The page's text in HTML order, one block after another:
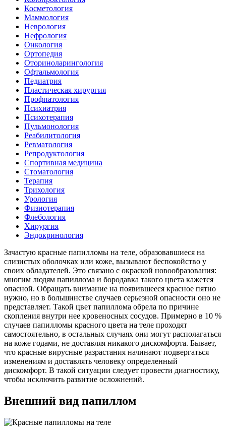
Косметология
Маммология
Неврология
Нефрология
Онкология
Ортопедия
Оториноларингология
Офтальмология
Педиатрия
Пластическая хирургия
Профпатология
Психиатрия
Психотерапия
Пульмонология
Реабилитология
Ревматология
Репродуктология
Спортивная медицина
Стоматология
Терапия
Трихология
Урология
Физиотерапия
Флебология
Хирургия
Эндокринология
Зачастую красные папилломы на теле, образовавшиеся на
слизистых оболочках или коже, вызывают беспокойство у
своих обладателей. Это связано с окраской новообразования:
многим людям папиллома и бородавка такого цвета кажется
опасной. Обращать внимание на появившееся красное пятно
нужно, но в большинстве случаев серьезной опасности оно не
представляет. Такой цвет папиллома обрела по причине
скопления внутри нее кровеносных сосудов. Примерно в 10 %
случаев папилломы красного цвета на теле проходят
самостоятельно, в остальных случаях они могут располагаться
на коже годами, не доставляя никакого дискомфорта. Бывает,
что красные вирусные разрастания начинают подвергаться
изменениям и доставлять человеку определенный
дискомфорт. В такой ситуации следует провести диагностику,
чтобы исключить развитие осложнений.
Внешний вид папиллом